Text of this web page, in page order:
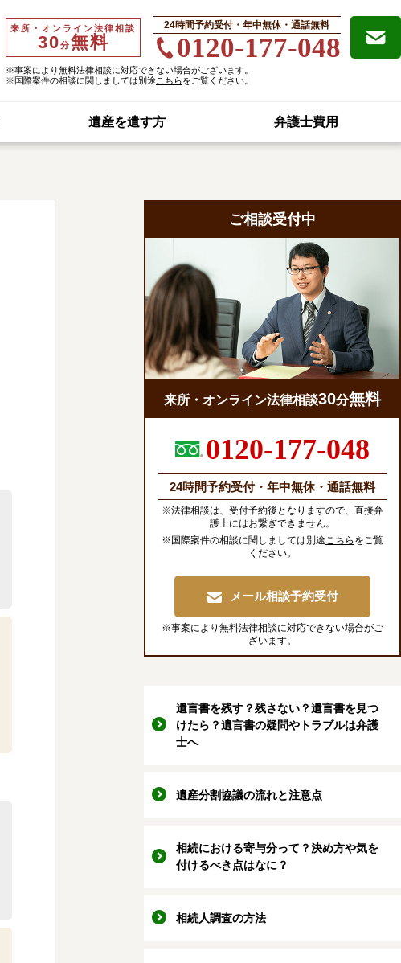
来所・オンライン法律相談
30分無料
24時間予約受付・年中無休・通話無料
0120-177-048
※事案により無料法律相談に対応できない場合がございます。
※国際案件の相談に関しましては別途 こちらをご覧ください。
遺産を遺す方 弁護士費用
ご相談受付中
来所・オンライン法律相談30分無料
0120-177-048
24時間予約受付・年中無休・通話無料
※法律相談は、受付予約後となりますので、直接弁
護士にはお繋ぎできません。
※国際案件の相談に関しましては別途こちら をご覧
ください。
メール相談予約受付
※事案により無料法律相談に対応できない場合がご
ざいます。
遺言書を残す？残さない？遺言書を見つ
けたら？遺言書の疑問やトラブルは弁護
士へ
遺産分割協議の流れと注意点
相続における寄与分って？決め方や気を
付けるべき点はなに？
相続人調査の方法